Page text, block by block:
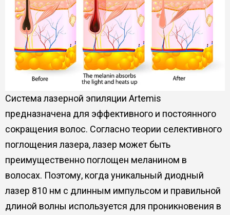
Система лазерной эпиляции Artemis
предназначена для эффективного и постоянного
сокращения волос. Согласно теории селективного
поглощения лазера, лазер может быть
преимущественно поглощен меланином в
волосах. Поэтому, когда уникальный диодный
лазер 810 нм с длинным импульсом и правильной
длиной волны используется для проникновения в